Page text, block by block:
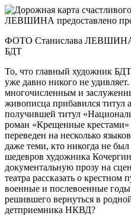
ФОТО Станислава ЛЕВШИНА
БДТ
То, что главный художник
уже давно никого не
многочисленным и
живописца прибавился титул
получившей титул
роман «Крещенные крестами»
переведен на несколько
даже теми, кто никогда не
шедевров художника
документальную прозу на
театра рассказать о
военные и послевоенные годы
решившего вернуться в
детприемника НКВД?